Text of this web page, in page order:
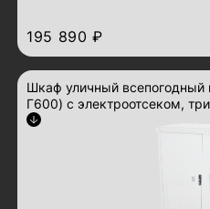
195 890 ₽
Шкаф уличный
Г600) с электроотсеком,
развернуть описание
Арт.: ШТВ-2-24.10.6-43А3